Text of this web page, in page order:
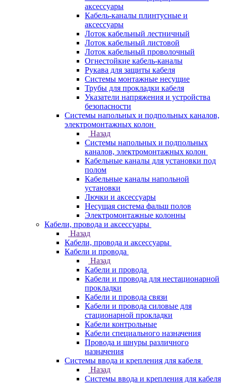
аксессуары
Кабель-каналы плинтусные и
аксессуары
Лоток кабельный лестничный
Лоток кабельный листовой
Лоток кабельный проволочный
Огнестойкие кабель-каналы
Рукава для защиты кабеля
Системы монтажные несущие
Трубы для прокладки кабеля
Указатели напряжения и устройства
безопасности
Системы напольных и подпольных каналов,
электромонтажных колон
Назад
Системы напольных и подпольных
каналов, электромонтажных колон
Кабельные каналы для установки под
полом
Кабельные каналы напольной
установки
Лючки и аксессуары
Несущая система фальш полов
Электромонтажные колонны
Кабели, провода и аксессуары
Назад
Кабели, провода и аксессуары
Кабели и провода
Назад
Кабели и провода
Кабели и провода для нестационарной
прокладки
Кабели и провода связи
Кабели и провода силовые для
стационарной прокладки
Кабели контрольные
Кабели специального назначения
Провода и шнуры различного
назначения
Системы ввода и крепления для кабеля
Назад
Системы ввода и крепления для кабеля